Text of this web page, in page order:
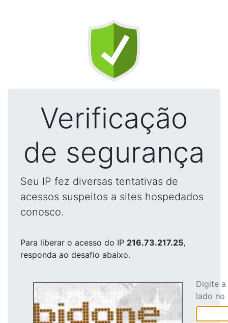
Verificação
de segurança
Seu IP fez diversas tentativas de
acessos suspeitos a sites hospedados
conosco.
Para liberar o acesso do IP 216.73.217.25,
responda ao desafio abaixo.
Digite
lado no